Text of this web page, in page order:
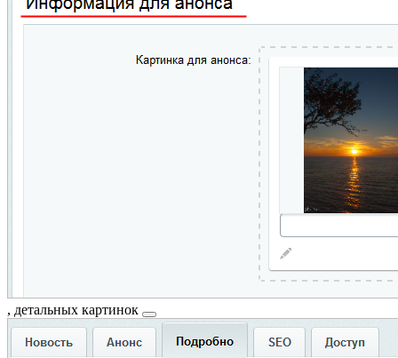
, детальных картинок